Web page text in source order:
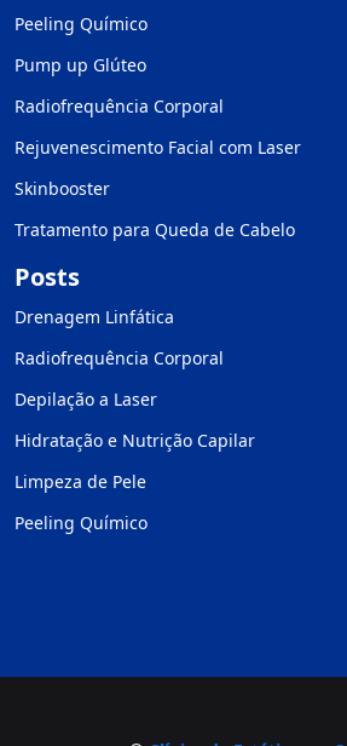
Peeling Químico
Pump up Glúteo
Radiofrequência Corporal
Rejuvenescimento Facial com Laser
Skinbooster
Tratamento para Queda de Cabelo
Posts
Drenagem Linfática
Radiofrequência Corporal
Depilação a Laser
Hidratação e Nutrição Capilar
Limpeza de Pele
Peeling Químico